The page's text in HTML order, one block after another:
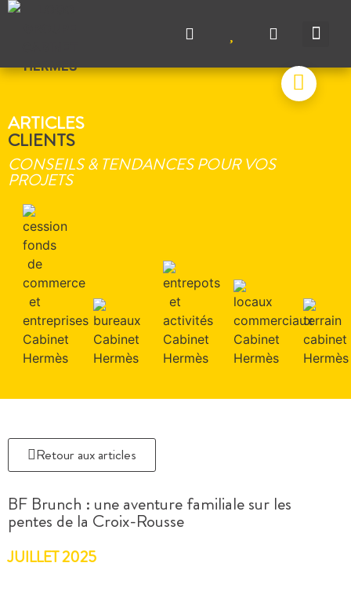
ARTICLES
CLIENTS
CONSEILS & TENDANCES POUR VOS
PROJETS
Retour aux articles
BF Brunch : une aventure familiale sur les
pentes de la Croix-Rousse
JUILLET 2025